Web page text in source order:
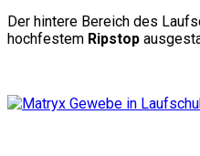
Der hintere Bereich des
hochfestem Ripstop